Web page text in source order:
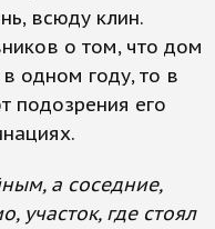
всюду клин.
о том, что дом
одном году, то в
подозрения его
а соседние,
участок, где стоял